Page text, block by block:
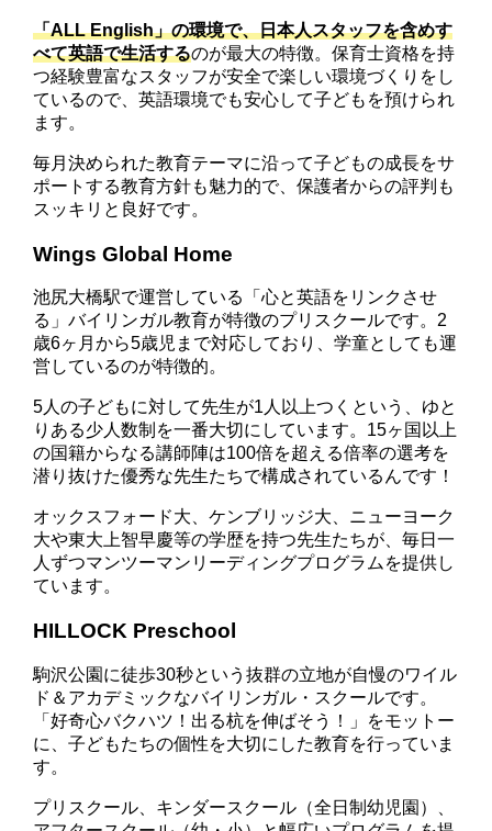
「ALL English」の環境で、日本人スタッフを含めす
べて英語で生活するのが最大の特徴。保育士資格を持
つ経験豊富なスタッフが安全で楽しい環境づくりをし
ているので、英語環境でも安心して子どもを預けられ
ます。
毎月決められた教育テーマに沿って子どもの成長をサ
ポートする教育方針も魅力的で、保護者からの評判も
スッキリと良好です。
Wings Global Home
池尻大橋駅で運営している「心と英語をリンクさせ
る」バイリンガル教育が特徴のプリスクールです。2
歳6ヶ月から5歳児まで対応しており、学童としても運
営しているのが特徴的。
5人の子どもに対して先生が1人以上つくという、ゆと
りある少人数制を一番大切にしています。15ヶ国以上
の国籍からなる講師陣は100倍を超える倍率の選考を
潜り抜けた優秀な先生たちで構成されているんです！
オックスフォード大、ケンブリッジ大、ニューヨーク
大や東大上智早慶等の学歴を持つ先生たちが、毎日一
人ずつマンツーマンリーディングプログラムを提供し
ています。
HILLOCK Preschool
駒沢公園に徒歩30秒という抜群の立地が自慢のワイル
ド＆アカデミックなバイリンガル・スクールです。
「好奇心バクハツ！出る杭を伸ばそう！」をモットー
に、子どもたちの個性を大切にした教育を行っていま
す。
プリスクール、キンダースクール（全日制幼児園）、